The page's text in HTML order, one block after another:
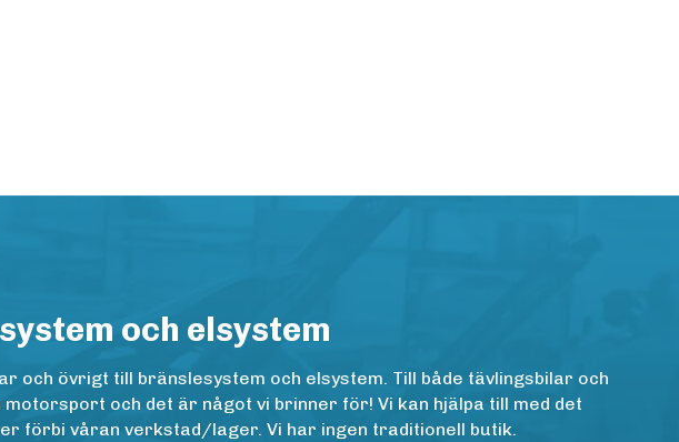
och elsystem
och övrigt till bränslesystem och elsystem. Till både tävlingsbilar och
och det är något vi brinner för! Vi kan hjälpa till med det
förbi våran verkstad/lager. Vi har ingen traditionell butik.